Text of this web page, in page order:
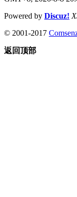
Powered by Discuz!
© 2001-2017
返回顶部